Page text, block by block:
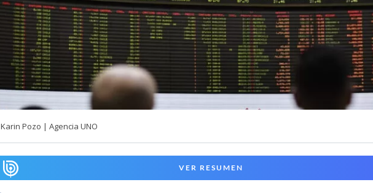
Karin Pozo | Agencia UNO
VER RESUMEN